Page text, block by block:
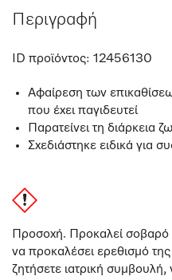
Περιγραφή
ID προϊόντος: 12456130
Αφαίρεση των
που έχει παγιδευτεί
Παρατείνει τη διάρκεια
Σχεδιάστηκε ειδικά για
Προσοχή. Προκαλεί
να προκαλέσει ερεθισμό
ζητήσετε ιατρική συμβουλή,